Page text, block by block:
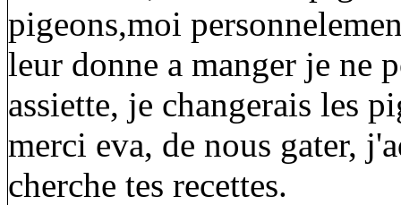
pigeons,moi
leur donne a manger je ne
assiette, je changerais les
merci eva, de nous gater,
cherche tes recettes.